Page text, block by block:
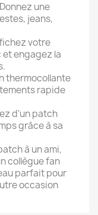
Donnez une
jeans,
votre
engagez la
thermocollante
rapide
d'un patch
grâce à sa
à un ami,
collègue fan
parfait pour
occasion